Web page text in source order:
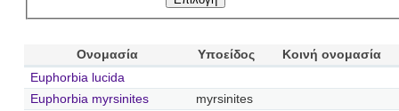
Ονομασία Υποείδος
Κοινή ονομασία
Euphorbia lucida
Euphorbia myrsinites
myrsinites